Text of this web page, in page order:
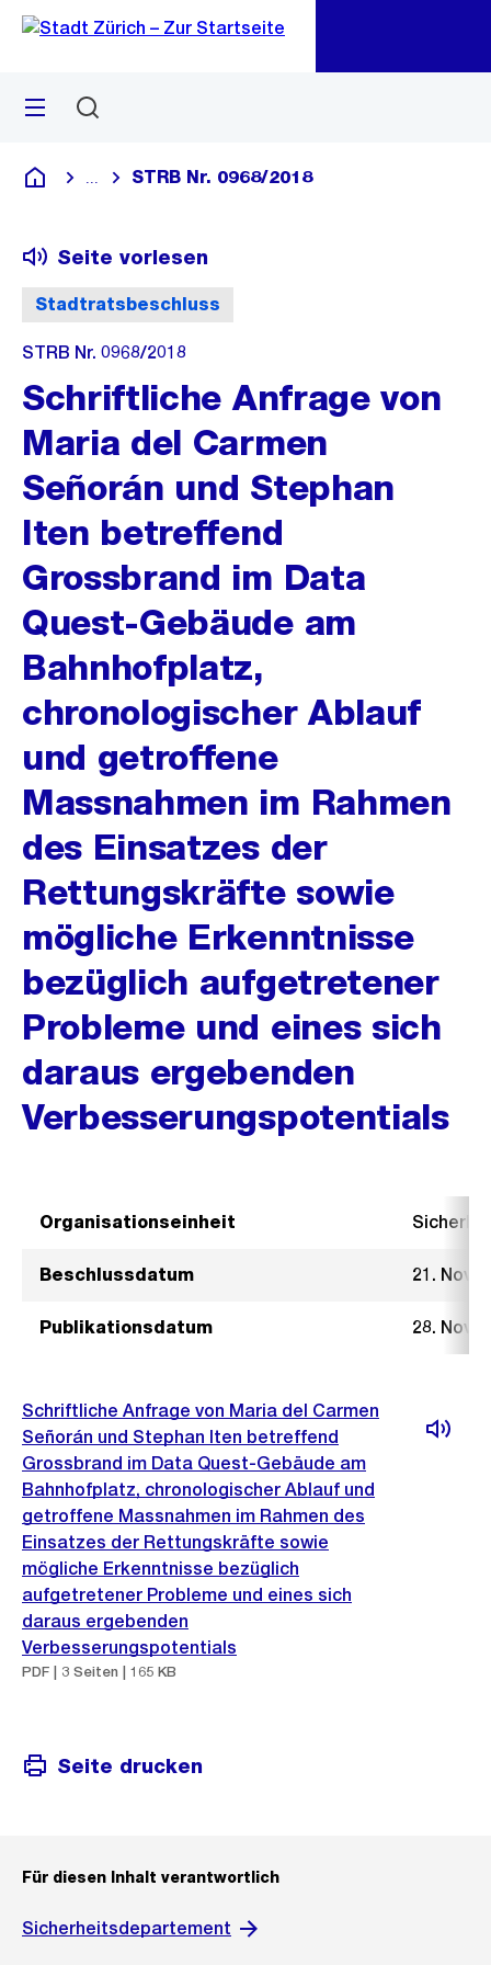
Navigation
Sprunglink
Menü
Deutsch
Blende alle Breadcrumbs ein
STRB Nr. 0968/2018
Stadtratsbeschluss
Seite vorlesen
STRB Nr. 0968/2018
Schriftliche Anfrage von
Maria del Carmen
Señorán und Stephan
Iten betreffend
Grossbrand im Data
Quest-Gebäude am
Bahnhofplatz,
chronologischer Ablauf
und getroffene
Massnahmen im Rahmen
des Einsatzes der
Rettungskräfte sowie
mögliche Erkenntnisse
bezüglich aufgetretener
Probleme und eines sich
daraus ergebenden
Verbesserungspotentials
Organisationseinheit
Beschlussdatum 21.
Publikationsdatum 28.
Schriftliche Anfrage von Maria del Carmen
Señorán und Stephan Iten betreffend
Grossbrand im Data Quest-Gebäude am
Bahnhofplatz, chronologischer Ablauf und
getroffene Massnahmen im Rahmen des
Einsatzes der Rettungskräfte sowie
mögliche Erkenntnisse bezüglich
aufgetretener Probleme und eines sich
daraus ergebenden
Verbesserungspotentials
PDF | 3 Seiten | 165 KB
Seite drucken
Für diesen Inhalt verantwortlich
Sicherheitsdepartement